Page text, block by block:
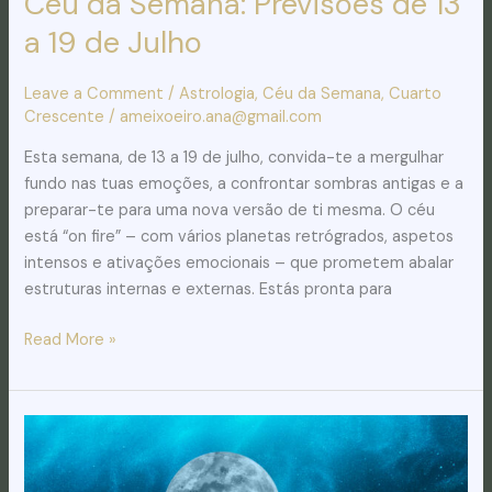
a 19 de Julho
Leave a Comment /Astrologia,Céu da Semana,Cuarto
Crescente / ameixoeiro.ana@gmail.com
Esta semana, de 13 a 19 de julho, convida-te a mergulhar
fundo nas tuas emoções, a confrontar sombras antigas e a
preparar-te para uma nova versão de ti mesma. O céu
está “on fire” – com vários planetas retrógrados, aspetos
intensos e ativações emocionais – que prometem abalar
estruturas internas e externas. Estás pronta para
Read More »
Céu
Semana: